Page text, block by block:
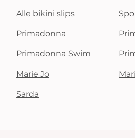
Alle bikini slips
Primadonna
Primadonna Swim
Marie Jo
Sarda